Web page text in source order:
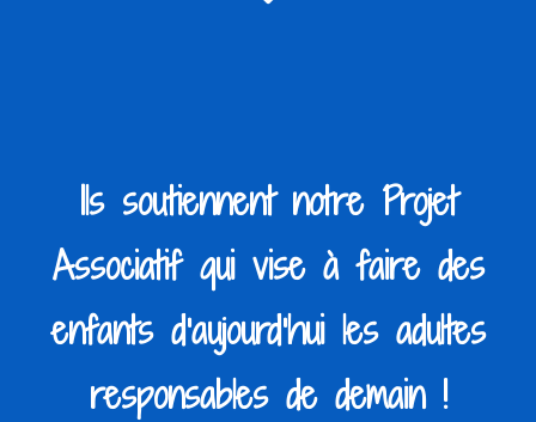
Ils soutiennent notre Projet
Associatif qui vise à faire des
enfants d’aujourd’hui les adultes
responsables de demain !